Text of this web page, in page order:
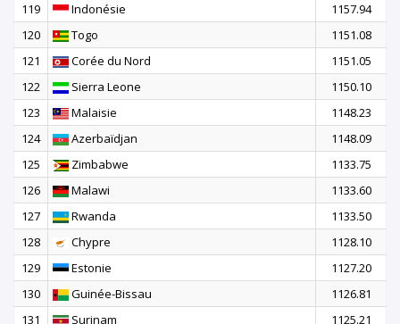
119
Indonésie
1157.94
120
Togo
1151.08
121
Corée du Nord
1151.05
122
Sierra Leone
1150.10
123
Malaisie
1148.23
124
Azerbaïdjan
1148.09
125
Zimbabwe
1133.75
126
Malawi
1133.60
127
Rwanda
1133.50
128
Chypre
1128.10
129
Estonie
1127.20
130
Guinée-Bissau
1126.81
131
Surinam
1125.21